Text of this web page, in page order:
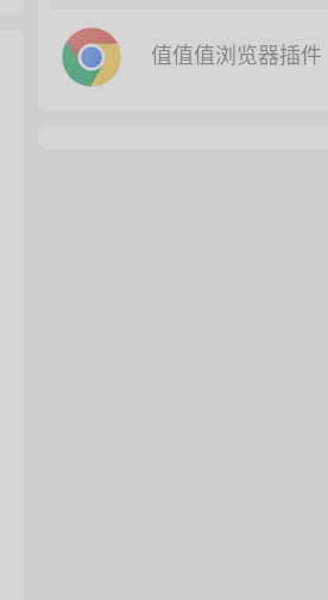
值值值浏览器插件